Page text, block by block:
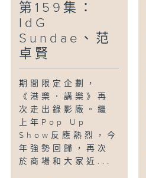
第159集：
IdG
Sundae、范
卓賢
期間限定企劃，
《港樂．講樂》再
次走出錄影廠。繼
上年Pop Up
Show反應熱烈，今
年強勢回歸，再次
於商場和大家近...